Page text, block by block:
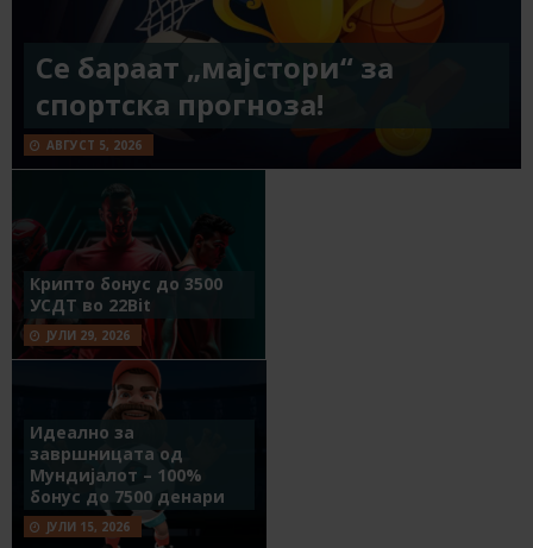
Се бараат „мајстори“ за
спортска прогноза!
АВГУСТ 5, 2026
Крипто бонус до 3500
УСДТ во 22Bit
ЈУЛИ 29, 2026
Идеално за
завршницата од
Мундијалот – 100%
бонус до 7500 денари
ЈУЛИ 15, 2026